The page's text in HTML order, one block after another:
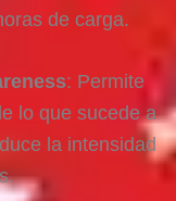
de carga.
: Permite
lo que sucede a
la intensidad